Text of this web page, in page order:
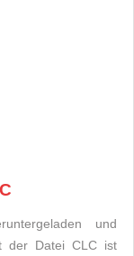
und
der Datei CLC ist